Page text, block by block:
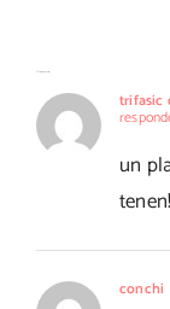
trifasic
un
conchi